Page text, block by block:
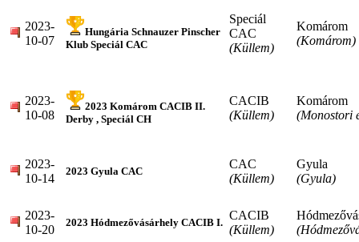
2023-
10-07
Hungária Schnauzer Pinscher
Klub Speciál CAC
Speciál
CAC
(Küllem)
Komárom
(Komárom)
2023-
10-08
2023 Komárom CACIB II.
Derby , Speciál CH
CACIB
(Küllem)
Komárom
(Monostori
2023-
10-14
2023 Gyula CAC
CAC
(Küllem)
Gyula
(Gyula)
2023-
10-20
2023 Hódmezővásárhely CACIB I.
CACIB
(Küllem)